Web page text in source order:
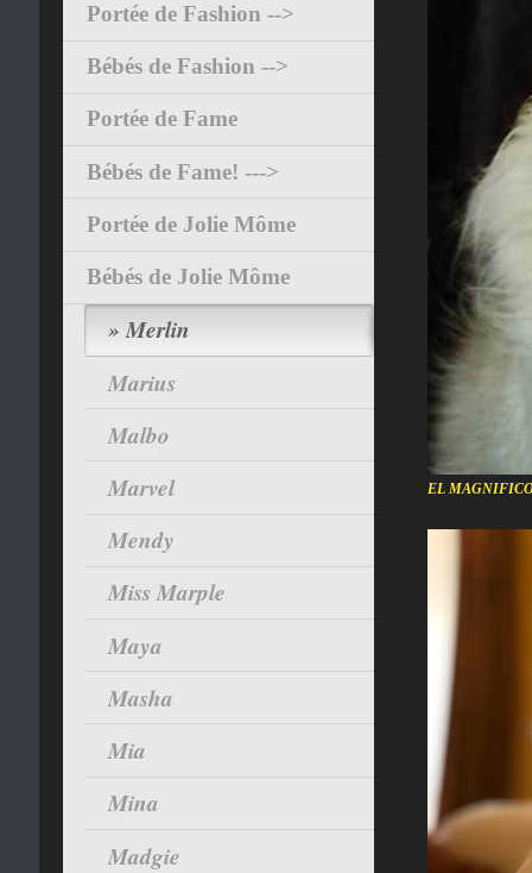
EL
Portée de Fashion -->
Bébés de Fashion -->
Portée de Fame
Bébés de Fame! --->
Portée de Jolie Môme
Bébés de Jolie Môme
Merlin
Marius
Malbo
Marvel
Mendy
Miss Marple
Maya
Masha
Mia
Mina
Madgie